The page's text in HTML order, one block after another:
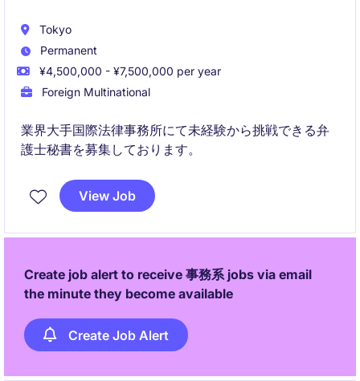
Tokyo
Permanent
¥4,500,000 - ¥7,500,000 per year
Foreign Multinational
業界大手国際法律事務所にて未経験から挑戦できる弁
護士秘書を募集しております。
View Job
Create job alert to receive 事務系 jobs via email
the minute they become available
Create Job Alert